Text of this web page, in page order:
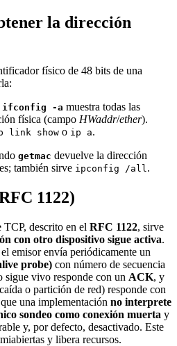
la dirección
físico de 48 bits de una
ifconfig -a muestra todas las
física (campo HWaddr/ether).
link show o ip a.
getmac devuelve la dirección
también sirve ipconfig /all.
1122)
TCP, descrito en el RFC 1122, sirve
con otro dispositivo sigue activa.
emisor envía periódicamente un
probe) con número de secuencia
sigue vivo responde con un ACK, y
o partición de red) responde con
una implementación no interprete
sondeo como conexión muerta y
y, por defecto, desactivado. Este
y libera recursos.